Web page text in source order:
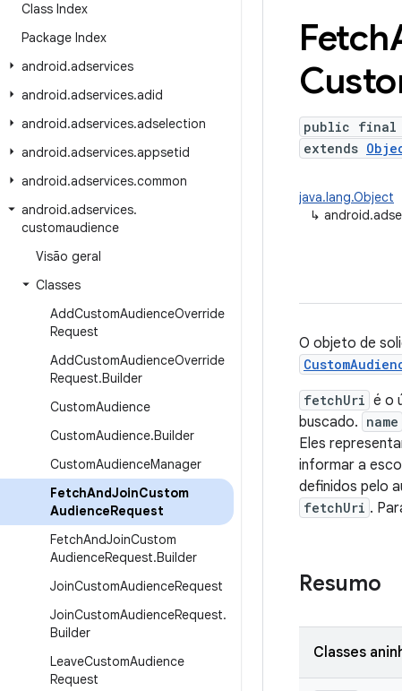
Class Index
Package Index
android.adservices
android.adservices.adid
android.adservices.adselection
android.adservices.appsetid
android.adservices.common
android.adservices.
customaudience
Visão geral
Classes
AddCustomAudienceOverride
Request
AddCustomAudienceOverride
Request.Builder
CustomAudience
CustomAudience.Builder
CustomAudienceManager
FetchAndJoinCustom
AudienceRequest
FetchAndJoinCustom
AudienceRequest.Builder
JoinCustomAudienceRequest
JoinCustomAudienceRequest.
Builder
LeaveCustomAudience
Request
Fetch
public final
extends
java.lang.Object
↳
O objeto de
fetchUri é o
buscado. name
Eles
informar a
definidos pelo
fetchUri .
Resumo
Classes